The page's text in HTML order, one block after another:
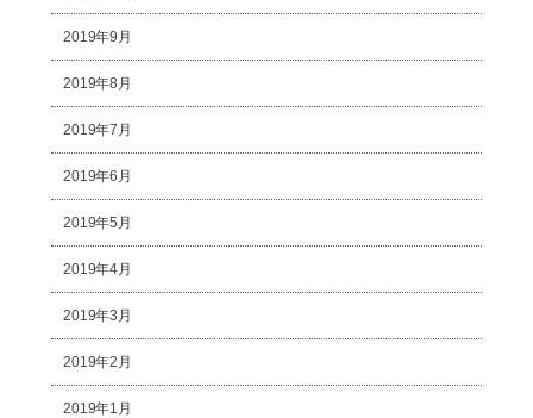
2019年9月
2019年8月
2019年7月
2019年6月
2019年5月
2019年4月
2019年3月
2019年2月
2019年1月